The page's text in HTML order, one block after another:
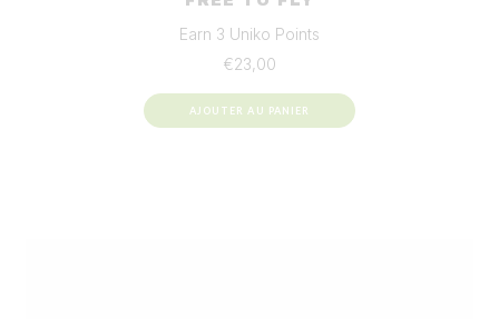
Earn 3 Uniko Points
€23,00
AJOUTER AU PANIER